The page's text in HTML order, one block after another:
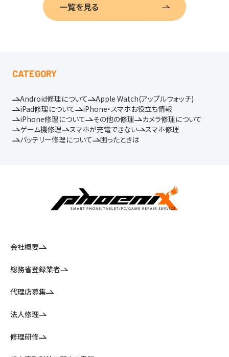
一覧を見る
CATEGORY
Android修理について
Apple Watch(アップルウォッチ)
iPad修理について
iPhone・スマホお役立ち情報
iPhone修理について
その他の修理
カメラ修理について
ゲーム機修理
スマホが充電できない
スマホ修理
バッテリー修理について
困ったときは
会社概要
総務省登録業者
代理店募集
法人修理
修理研修